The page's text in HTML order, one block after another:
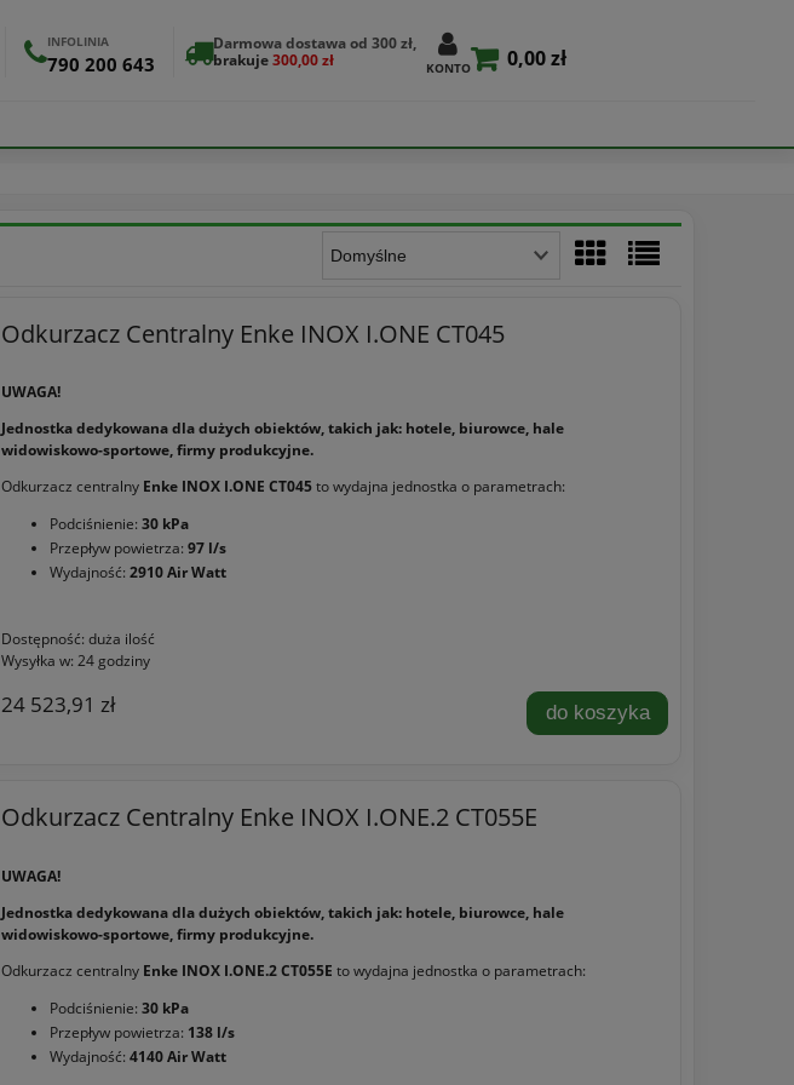
INFOLINIA
790 200 643
Darmowa dostawa od 300 zł,
brakuje300,00 zł KONTO 0,00 zł
Odkurzacz Centralny Enke INOX I.ONE CT045
UWAGA!
Jednostka dedykowana dla dużych obiektów, takich jak: hotele, biurowce, hale
widowiskowo-sportowe, firmy produkcyjne.
Odkurzacz centralny Enke INOX I.ONE CT045to wydajna jednostka o parametrach:
Podciśnienie: 30 kPa
Przepływ powietrza: 97 l/s
Wydajność: 2910 Air Watt
Dostępność: duża ilość
Wysyłka w: 24 godziny
24 523,91 zł do koszyka
Odkurzacz Centralny Enke INOX I.ONE.2 CT055E
UWAGA!
Jednostka dedykowana dla dużych obiektów, takich jak: hotele, biurowce, hale
widowiskowo-sportowe, firmy produkcyjne.
Odkurzacz centralny Enke INOX I.ONE.2 CT055E to wydajna jednostka o parametrach:
Podciśnienie: 30 kPa
Przepływ powietrza: 138 l/s
Wydajność: 4140 Air Watt